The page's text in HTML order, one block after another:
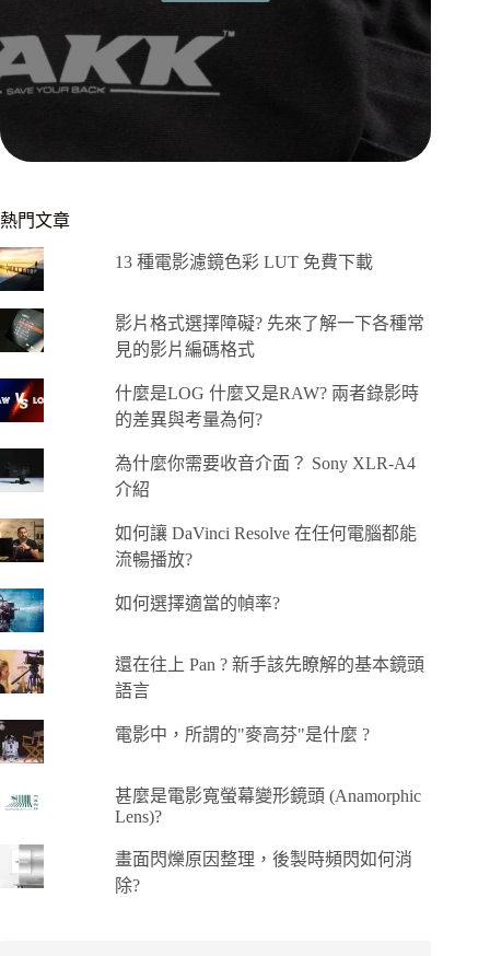
熱門文章
13 種電影濾鏡色彩 LUT 免費下載
影片格式選擇障礙? 先來了解一下各種常
見的影片編碼格式
什麼是LOG 什麼又是RAW? 兩者錄影時
的差異與考量為何?
為什麼你需要收音介面？ Sony XLR-A4
介紹
如何讓 DaVinci Resolve 在任何電腦都能
流暢播放?
如何選擇適當的幀率?
還在往上 Pan ? 新手該先瞭解的基本鏡頭
語言
電影中，所謂的"麥高芬"是什麼 ?
甚麼是電影寬螢幕變形鏡頭 (Anamorphic
Lens)?
畫面閃爍原因整理，後製時頻閃如何消
除?